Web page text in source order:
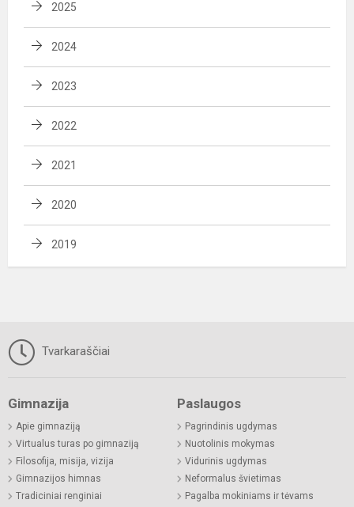
2025
2024
2023
2022
2021
2020
2019
Tvarkaraščiai
Gimnazija
Apie gimnaziją
Virtualus turas po gimnaziją
Filosofija, misija, vizija
Gimnazijos himnas
Tradiciniai renginiai
Paslaugos
Pagrindinis ugdymas
Nuotolinis mokymas
Vidurinis ugdymas
Neformalus švietimas
Pagalba mokiniams ir tėvams